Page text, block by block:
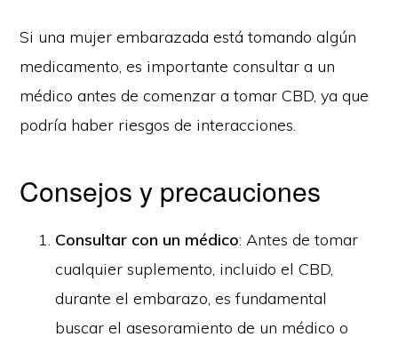
Si una mujer embarazada está tomando algún
medicamento, es importante consultar a un
médico antes de comenzar a tomar CBD, ya que
podría haber riesgos de interacciones.
Consejos y precauciones
Consultar con un médico: Antes de tomar
cualquier suplemento, incluido el CBD,
durante el embarazo, es fundamental
buscar el asesoramiento de un médico o